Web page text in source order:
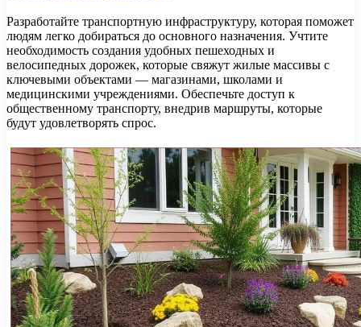
Разработайте транспортную инфраструктуру, которая поможет
людям легко добираться до основного назначения. Учтите
необходимость создания удобных пешеходных и
велосипедных дорожек, которые свяжут жилые массивы с
ключевыми объектами — магазинами, школами и
медицинскими учреждениями. Обеспечьте доступ к
общественному транспорту, внедрив маршруты, которые
будут удовлетворять спрос.